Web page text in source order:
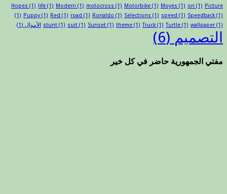
Hopes (1) life (1) Modern (1) motocross (1) Motorbike (1) Moyes (1) on (1) Picture
(1) Puppy (1) Red (1) road (1) Ronaldo (1) Selections (1) speed (1) Speedback(1)
stunt (1) suit (1) Sunset (1) theme (1) Truck(1) Turtle (1) wallpaper (1) الأموال (1)
التصميم (6)
مفتي الجمهورية حاضر في كل خير